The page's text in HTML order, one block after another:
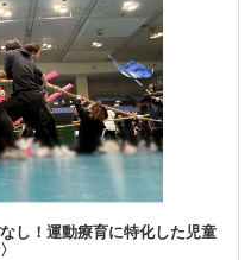
し！運動療育に特化した児童